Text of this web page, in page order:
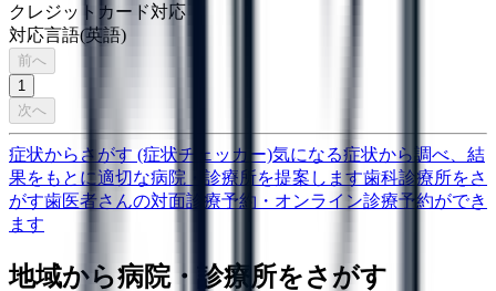
クレジットカード対応
対応言語(英語)
前へ
1
次へ
症状からさがす (症状チェッカー)気になる症状から調べ、結
果をもとに適切な病院・診療所を提案します歯科診療所をさ
がす歯医者さんの対面診療予約・オンライン診療予約ができ
ます
地域から病院・診療所をさがす